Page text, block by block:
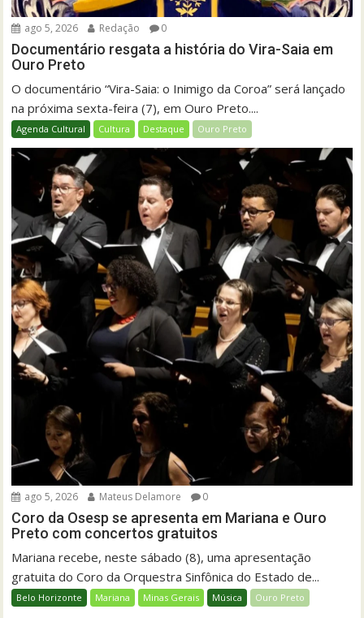
ago 5, 2026 Redação 0
Documentário resgata a história do Vira-Saia em
Ouro Preto
O documentário “Vira-Saia: o Inimigo da Coroa” será lançado
na próxima sexta-feira (7), em Ouro Preto....
Agenda Cultural Cultura Destaque Ouro Preto
ago 5, 2026 Mateus Delamore 0
Coro da Osesp se apresenta em Mariana e Ouro
Preto com concertos gratuitos
Mariana recebe, neste sábado (8), uma apresentação
gratuita do Coro da Orquestra Sinfônica do Estado de...
Belo Horizonte Mariana Minas Gerais Música Ouro Preto